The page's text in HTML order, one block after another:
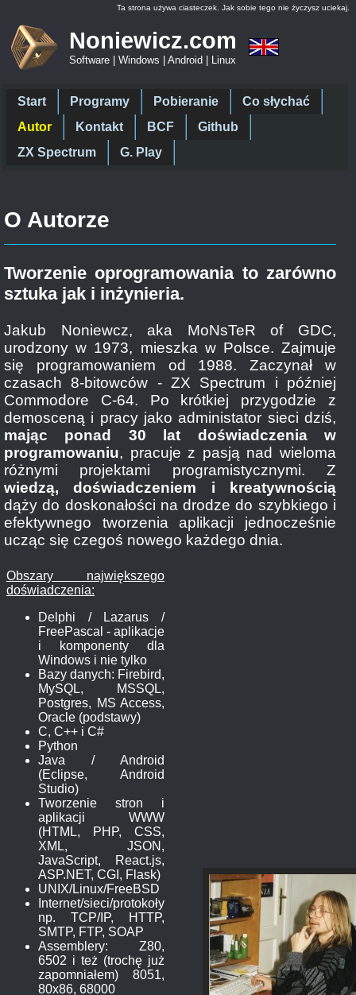
Ta strona używa ciasteczek. Jak sobie tego nie życzysz uciekaj.
Noniewicz.com
Software | Windows | Android | Linux
Start Programy Pobieranie
Co słychać
Autor
Kontakt BCF
Github
ZX Spectrum
G. Play
O Autorze
Tworzenie oprogramowania to zarówno
sztuka jak i inżynieria.
Jakub Noniewcz, aka MoNsTeR of GDC,
urodzony w 1973, mieszka w Polsce. Zajmuje
się programowaniem od 1988. Zaczynał w
czasach 8-bitowców - ZX Spectrum i później
Commodore C-64. Po krótkiej przygodzie z
demosceną i pracy jako administator sieci dziś,
mając ponad 30 lat doświadczenia w
programowaniu, pracuje z pasją nad wieloma
różnymi projektami programistycznymi. Z
wiedzą, doświadczeniem i kreatywnością
dąży do doskonałości na drodze do szybkiego i
efektywnego tworzenia aplikacji jednocześnie
ucząc się czegoś nowego każdego dnia.
Obszary największego
doświadczenia:
Delphi / Lazarus /
FreePascal - aplikacje
i komponenty dla
Windows i nie tylko
Bazy danych: Firebird,
MySQL, MSSQL,
Postgres, MS Access,
Oracle (podstawy)
C, C++ i C#
Python
Java / Android
(Eclipse, Android
Studio)
Tworzenie stron i
aplikacji WWW
(HTML, PHP, CSS,
XML, JSON,
JavaScript, React.js,
ASP.NET, CGI, Flask)
UNIX/Linux/FreeBSD
Internet/sieci/protokoły
np. TCP/IP, HTTP,
SMTP, FTP, SOAP
Assemblery: Z80,
6502 i też (trochę już
zapomniałem) 8051,
80x86, 68000